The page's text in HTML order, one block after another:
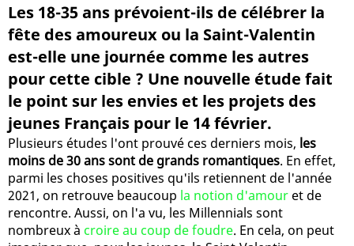
Les 18-35 ans prévoient-ils de célébrer la
fête des amoureux ou la Saint-Valentin
est-elle une journée comme les autres
pour cette cible ? Une nouvelle étude fait
le point sur les envies et les projets des
jeunes Français pour le 14 février.
Plusieurs études l'ont prouvé ces derniers mois, les
moins de 30 ans sont de grands romantiques. En effet,
parmi les choses positives qu'ils retiennent de l'année
2021, on retrouve beaucoup la notion d'amour et de
rencontre. Aussi, on l'a vu, les Millennials sont
nombreux à croire au coup de foudre. En cela, on peut